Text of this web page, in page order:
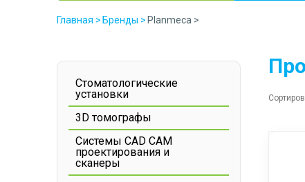
Главная > Бренды > Planmeca >
Стоматологические
установки
3D томографы
Системы CAD CAM
проектирования и
сканеры